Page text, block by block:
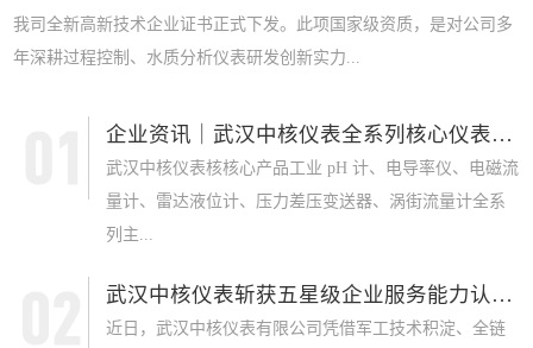
我司全新高新技术企业证书正式下发。此项国家级资质，是对公司多
年深耕过程控制、水质分析仪表研发创新实力...
企业资讯｜武汉中核仪表全系列核心仪表获 SI...
武汉中核仪表核核心产品工业 pH 计、电导率仪、电磁流
量计、雷达液位计、压力差压变送器、涡街流量计全系
列主...
武汉中核仪表斩获五星级企业服务能力认证，军...
近日，武汉中核仪表有限公司凭借军工技术积淀、全链